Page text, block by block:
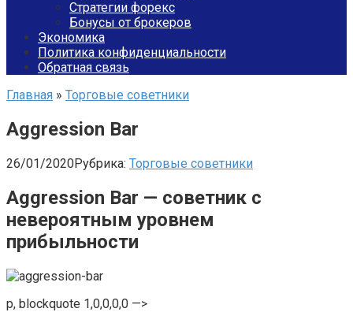
Стратегии форекс
Бонусы от брокеров
Экономика
Политика конфиденциальности
Обратная связь
Главная » Торговые советники
Aggression Bar
26/01/2020Рубрика: Торговые советники
Aggression Bar — советник с
невероятным уровнем
прибыльности
p, blockquote 1,0,0,0,0 —>